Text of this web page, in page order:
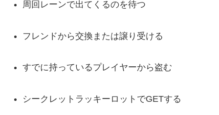
周回レーンで出てくるのを待つ
フレンドから交換または譲り受ける
すでに持っているプレイヤーから盗む
シークレットラッキーロットでGETする